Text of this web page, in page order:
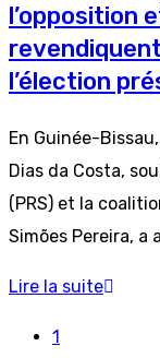
l’opposition
l’élection
En Guinée-
Dias da Costa,
(PRS) et la
Simões Pereira, a
Lire la suite
1